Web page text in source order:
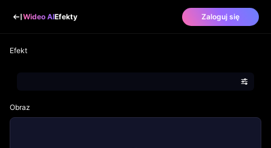
Wideo AIEfekty Zaloguj się
Efekt
Obraz